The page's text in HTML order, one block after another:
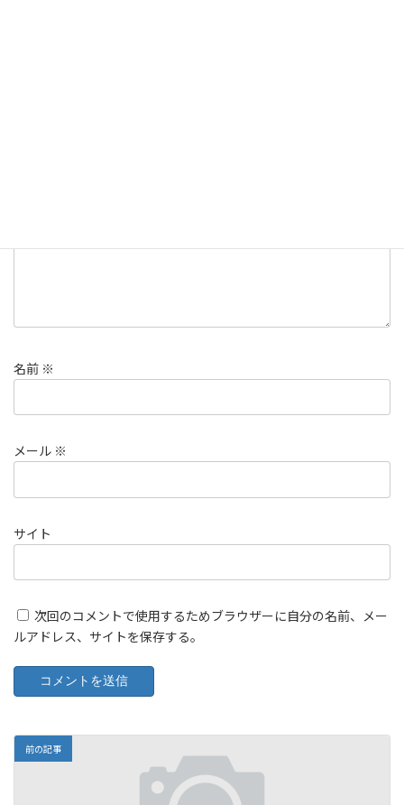
名前 ※
メール ※
サイト
次回のコメントで使用するためブラウザーに自分の名前、メー
ルアドレス、サイトを保存する。
前の記事